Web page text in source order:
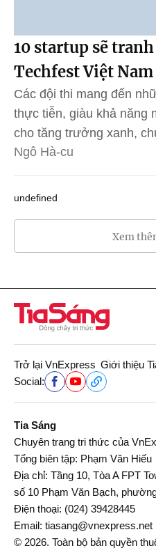
10 startup sẽ
Techfest Việt Nam
Các đội thi mang đến
thực tiễn, giàu khả năng
cho tăng trưởng xanh,
Ngô Hà-cu
undefined
Xem
Trở lại VnExpress Giới thiệu
Social:
Tia Sáng
Chuyên trang tri thức của
Tổng biên tập: Phạm Văn Hiếu
Địa chỉ: Tầng 10, Tòa A FPT
số 10 Phạm Văn Bạch,
Điện thoại: (024) 39428445
Email: tiasang@vnexpress.net
© 2026. Toàn bộ bản quyền